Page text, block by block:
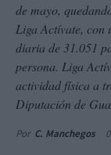
de mayo,
Liga Actívate, con
diaria de 31.051
persona. Liga
actividad física a
Diputación de
Por C. Manchegos